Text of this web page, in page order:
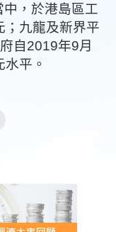
，於港島區工
；九龍及新界平
自2019年9月
平。
窗
開
啟)